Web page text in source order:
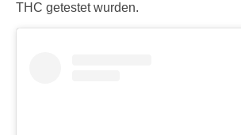
THC getestet wurden.